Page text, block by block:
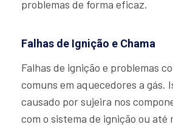
problemas de forma eficaz.
Falhas de Ignição e Chama
Falhas de ignição e problemas
comuns em aquecedores a gás.
causado por sujeira nos
com o sistema de ignição ou até